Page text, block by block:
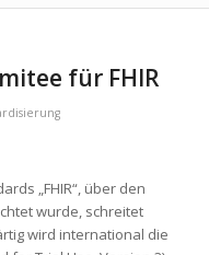
für FHIR
„FHIR“, über den
wurde, schreitet
wird international die